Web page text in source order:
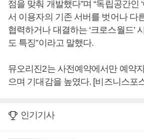
점을 맞춰 개발했다”며 “독립공간인
서 이용자의 기존 서버를 벗어나 다
협력하거나 대결하는 ‘크로스월드’
도 특징”이라고 말했다.
뮤오리진2는 사전예약에서만 예약
으며 기대감을 높였다. [비즈니스포
인기기사